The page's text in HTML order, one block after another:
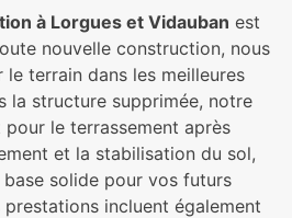
à Lorgues et Vidauban est
nouvelle construction, nous
terrain dans les meilleures
la structure supprimée, notre
le terrassement après
et la stabilisation du sol,
solide pour vos futurs
prestations incluent également